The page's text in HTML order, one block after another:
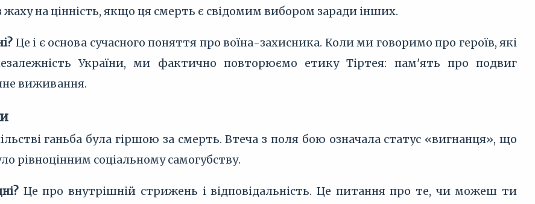
на цінність, якщо ця смерть є свідомим вибором заради інших.
Це і є основа сучасного поняття про воїна-захисника. Коли ми говоримо про героїв, які
України, ми фактично повторюємо етику Тіртея: пам'ять про подвиг
виживання.
ганьба була гіршою за смерть. Втеча з поля бою означала статус «вигнанця», що
рівноцінним соціальному самогубству.
Це про внутрішній стрижень і відповідальність. Це питання про те, чи можеш ти